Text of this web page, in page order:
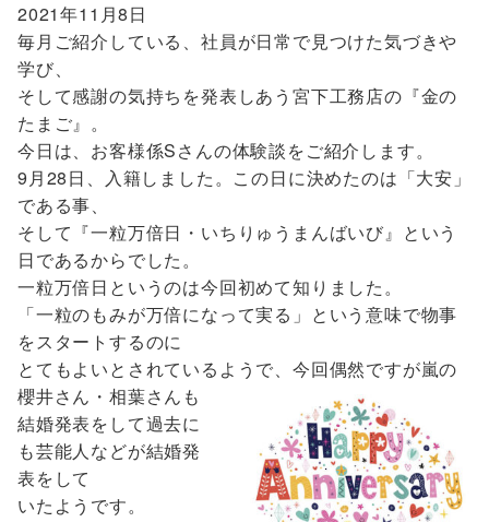
2021年11月8日
毎月ご紹介している、社員が日常で見つけた気づきや
学び、
そして感謝の気持ちを発表しあう宮下工務店の『金の
たまご』。
今日は、お客様係Sさんの体験談をご紹介します。
9月28日、入籍しました。この日に決めたのは「大安」
である事、
そして『一粒万倍日・いちりゅうまんばいび』という
日であるからでした。
一粒万倍日というのは今回初めて知りました。
「一粒のもみが万倍になって実る」という意味で物事
をスタートするのに
とてもよいとされているようで、今回偶然ですが嵐の
櫻井さん・相葉さんも
結婚発表をして過去に
も芸能人などが結婚発
表をして
いたようです。